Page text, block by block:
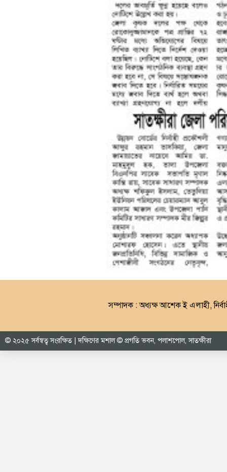
সম্পাদক : অধ্যক্ষ আশেক ই এলাহী,
© ২০২৫ সর্বস্বত্ব সংরক্ষিত | দক্ষিণের মশাল © প্রগতি ভবন, পলাশপোল, সাতক্ষীরা